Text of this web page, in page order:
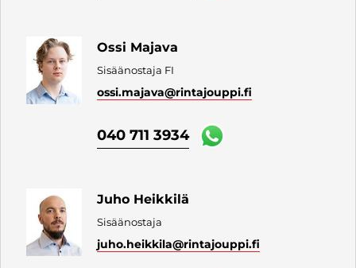
Ossi Majava
Sisäänostaja FI
ossi.majava@rintajouppi.fi
040 711 3934
Juho Heikkilä
Sisäänostaja
juho.heikkila@rintajouppi.fi